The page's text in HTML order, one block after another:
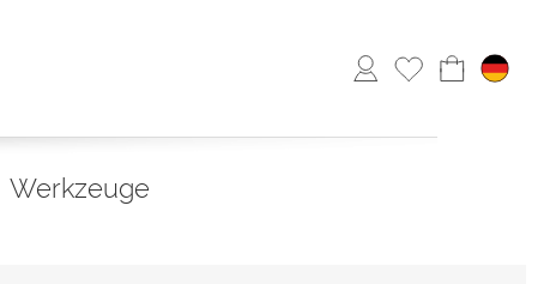
Werkzeuge